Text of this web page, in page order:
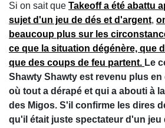
Si on sait que Takeoff a été abattu
sujet d'un jeu de dés et d'argent,
beaucoup plus sur les
ce que la situation dégénère, que
que des coups de feu partent. Le
Shawty Shawty est revenu plus
où tout a dérapé et qui a abouti à
des Migos. S'il confirme les dires
qu'il était juste spectateur d'un jeu